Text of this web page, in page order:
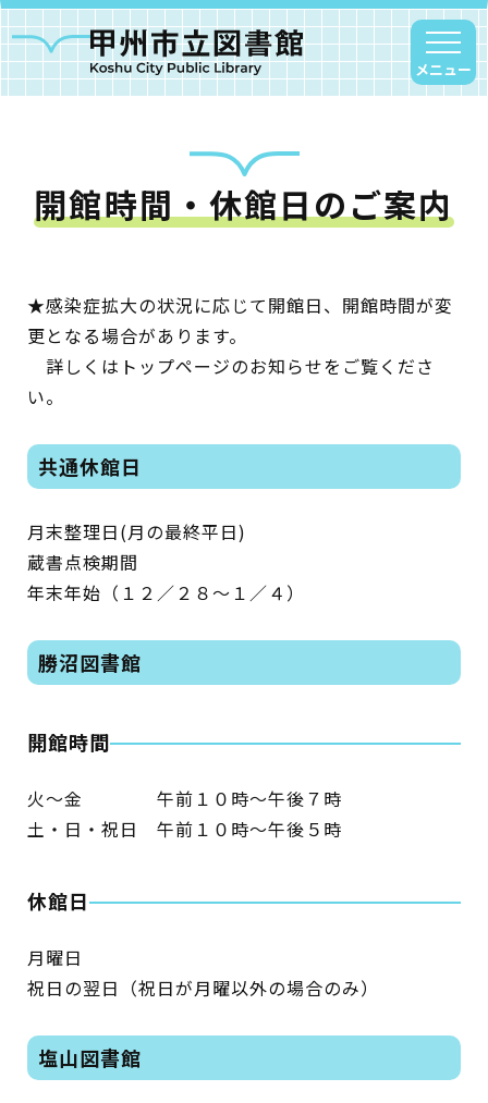
メニュー
開館時間・休館日のご案内
★感染症拡大の状況に応じて開館日、開館時間が変
更となる場合があります。
詳しくはトップページのお知らせをご覧くださ
い。
共通休館日
月末整理日(月の最終平日)
蔵書点検期間
年末年始（１２／２８～１／４）
勝沼図書館
開館時間
火～金 午前１０時～午後７時
土・日・祝日 午前１０時～午後５時
休館日
月曜日
祝日の翌日（祝日が月曜以外の場合のみ）
塩山図書館
甲州市図書館について
塩山図書館
大和図書館
甘草屋敷子ども図書館
イベント
よくあるご質問
マンガ「雨宮敬二郎」
スポンサー企業
リンク集
インターネットサービス
蔵書検索・マイページ